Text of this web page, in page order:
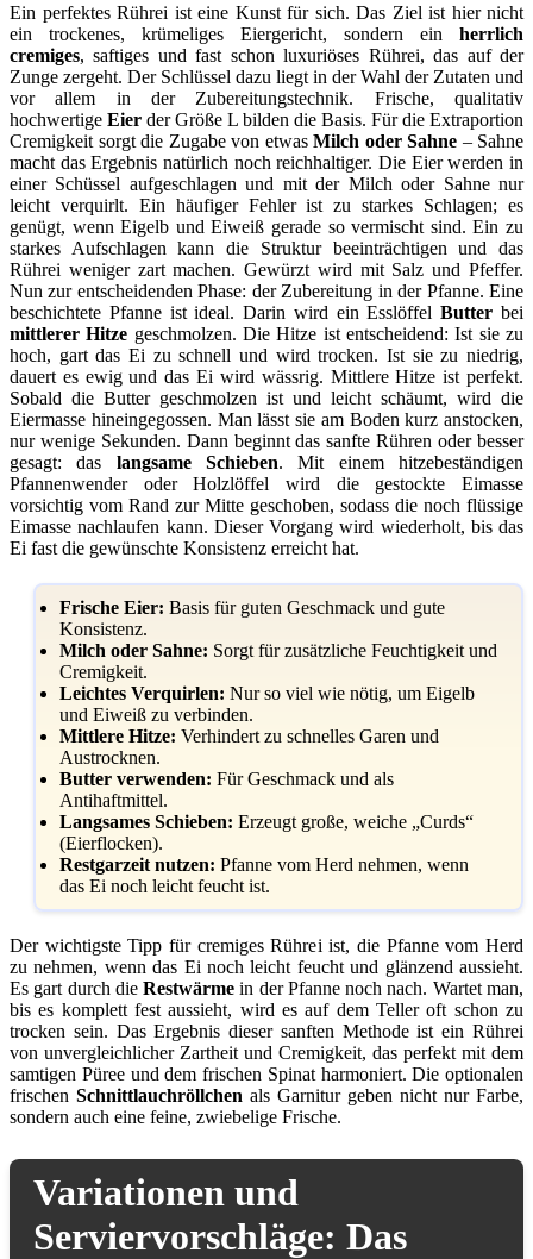
Ein perfektes Rührei ist eine Kunst für sich. Das Ziel ist hier nicht
ein trockenes, krümeliges Eiergericht, sondern ein herrlich
cremiges, saftiges und fast schon luxuriöses Rührei, das auf der
Zunge zergeht. Der Schlüssel dazu liegt in der Wahl der Zutaten und
vor allem in der Zubereitungstechnik. Frische, qualitativ
hochwertige Eier der Größe L bilden die Basis. Für die Extraportion
Cremigkeit sorgt die Zugabe von etwas Milch oder Sahne – Sahne
macht das Ergebnis natürlich noch reichhaltiger. Die Eier werden in
einer Schüssel aufgeschlagen und mit der Milch oder Sahne nur
leicht verquirlt. Ein häufiger Fehler ist zu starkes Schlagen; es
genügt, wenn Eigelb und Eiweiß gerade so vermischt sind. Ein zu
starkes Aufschlagen kann die Struktur beeinträchtigen und das
Rührei weniger zart machen. Gewürzt wird mit Salz und Pfeffer.
Nun zur entscheidenden Phase: der Zubereitung in der Pfanne. Eine
beschichtete Pfanne ist ideal. Darin wird ein EsslöffelButter bei
mittlerer Hitze geschmolzen. Die Hitze ist entscheidend: Ist sie zu
hoch, gart das Ei zu schnell und wird trocken. Ist sie zu niedrig,
dauert es ewig und das Ei wird wässrig. Mittlere Hitze ist perfekt.
Sobald die Butter geschmolzen ist und leicht schäumt, wird die
Eiermasse hineingegossen. Man lässt sie am Boden kurz anstocken,
nur wenige Sekunden. Dann beginnt das sanfte Rühren oder besser
gesagt: das langsame Schieben. Mit einem hitzebeständigen
Pfannenwender oder Holzlöffel wird die gestockte Eimasse
vorsichtig vom Rand zur Mitte geschoben, sodass die noch flüssige
Eimasse nachlaufen kann. Dieser Vorgang wird wiederholt, bis das
Ei fast die gewünschte Konsistenz erreicht hat.
Frische Eier: Basis für guten Geschmack und gute
Konsistenz.
Milch oder Sahne: Sorgt für zusätzliche Feuchtigkeit und
Cremigkeit.
Leichtes Verquirlen: Nur so viel wie nötig, um Eigelb
und Eiweiß zu verbinden.
Mittlere Hitze: Verhindert zu schnelles Garen und
Austrocknen.
Butter verwenden: Für Geschmack und als
Antihaftmittel.
Langsames Schieben: Erzeugt große, weiche „Curds“
(Eierflocken).
Restgarzeit nutzen: Pfanne vom Herd nehmen, wenn
das Ei noch leicht feucht ist.
Der wichtigste Tipp für cremiges Rührei ist, die Pfanne vom Herd
zu nehmen, wenn das Ei noch leicht feucht und glänzend aussieht.
Es gart durch dieRestwärme in der Pfanne noch nach. Wartet man,
bis es komplett fest aussieht, wird es auf dem Teller oft schon zu
trocken sein. Das Ergebnis dieser sanften Methode ist ein Rührei
von unvergleichlicher Zartheit und Cremigkeit, das perfekt mit dem
samtigen Püree und dem frischen Spinat harmoniert. Die optionalen
frischen Schnittlauchröllchen als Garnitur geben nicht nur Farbe,
sondern auch eine feine, zwiebelige Frische.
Variationen und
Serviervorschläge: Das